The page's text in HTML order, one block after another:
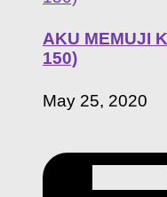
AKU MEMUJI
150)
May 25, 2020